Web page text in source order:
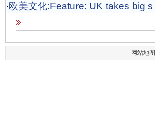
·欧美文化:Feature: UK takes big s
网站地图